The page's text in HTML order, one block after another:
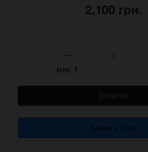
2,100 грн.
мін. 1
КУПИТИ
Купити в 1 клік